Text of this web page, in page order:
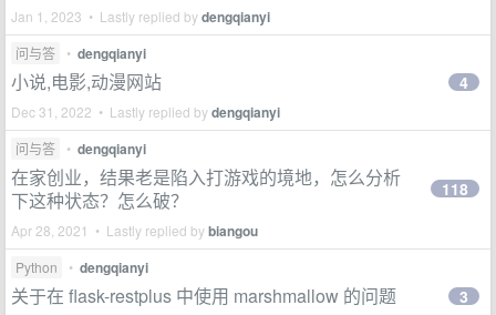
Jan 1, 2023 • Lastly replied bydengqianyi
问与答 • dengqianyi
小说,电影,动漫网站
Dec 31, 2022 • Lastly replied bydengqianyi
4
问与答 • dengqianyi
在家创业，结果老是陷入打游戏的境地，怎么分析
下这种状态？怎么破？
Apr 28, 2021 • Lastly replied bybiangou
118
Python • dengqianyi
关于在 flask-restplus 中使用 marshmallow 的问题 3